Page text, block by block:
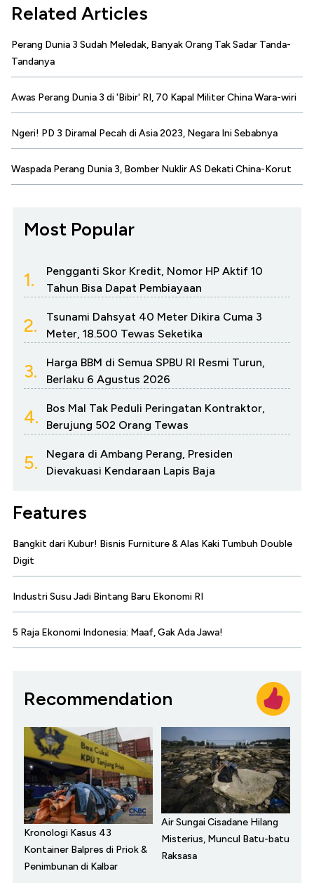
Related Articles
Perang Dunia 3 Sudah Meledak, Banyak Orang Tak Sadar Tanda-
Tandanya
Awas Perang Dunia 3 di 'Bibir' RI, 70 Kapal Militer China Wara-wiri
Ngeri! PD 3 Diramal Pecah di Asia 2023, Negara Ini Sebabnya
Waspada Perang Dunia 3, Bomber Nuklir AS Dekati China-Korut
Most Popular
1.
Pengganti Skor Kredit, Nomor HP Aktif 10
Tahun Bisa Dapat Pembiayaan
2.
Tsunami Dahsyat 40 Meter Dikira Cuma 3
Meter, 18.500 Tewas Seketika
3.
Harga BBM di Semua SPBU RI Resmi Turun,
Berlaku 6 Agustus 2026
4.
Bos Mal Tak Peduli Peringatan Kontraktor,
Berujung 502 Orang Tewas
5.
Negara di Ambang Perang, Presiden
Dievakuasi Kendaraan Lapis Baja
Features
Bangkit dari Kubur! Bisnis Furniture & Alas Kaki Tumbuh Double
Digit
Industri Susu Jadi Bintang Baru Ekonomi RI
5 Raja Ekonomi Indonesia: Maaf, Gak Ada Jawa!
Recommendation
Kronologi Kasus 43
Kontainer Balpres di Priok &
Penimbunan di Kalbar
Air Sungai Cisadane Hilang
Misterius, Muncul Batu-batu
Raksasa